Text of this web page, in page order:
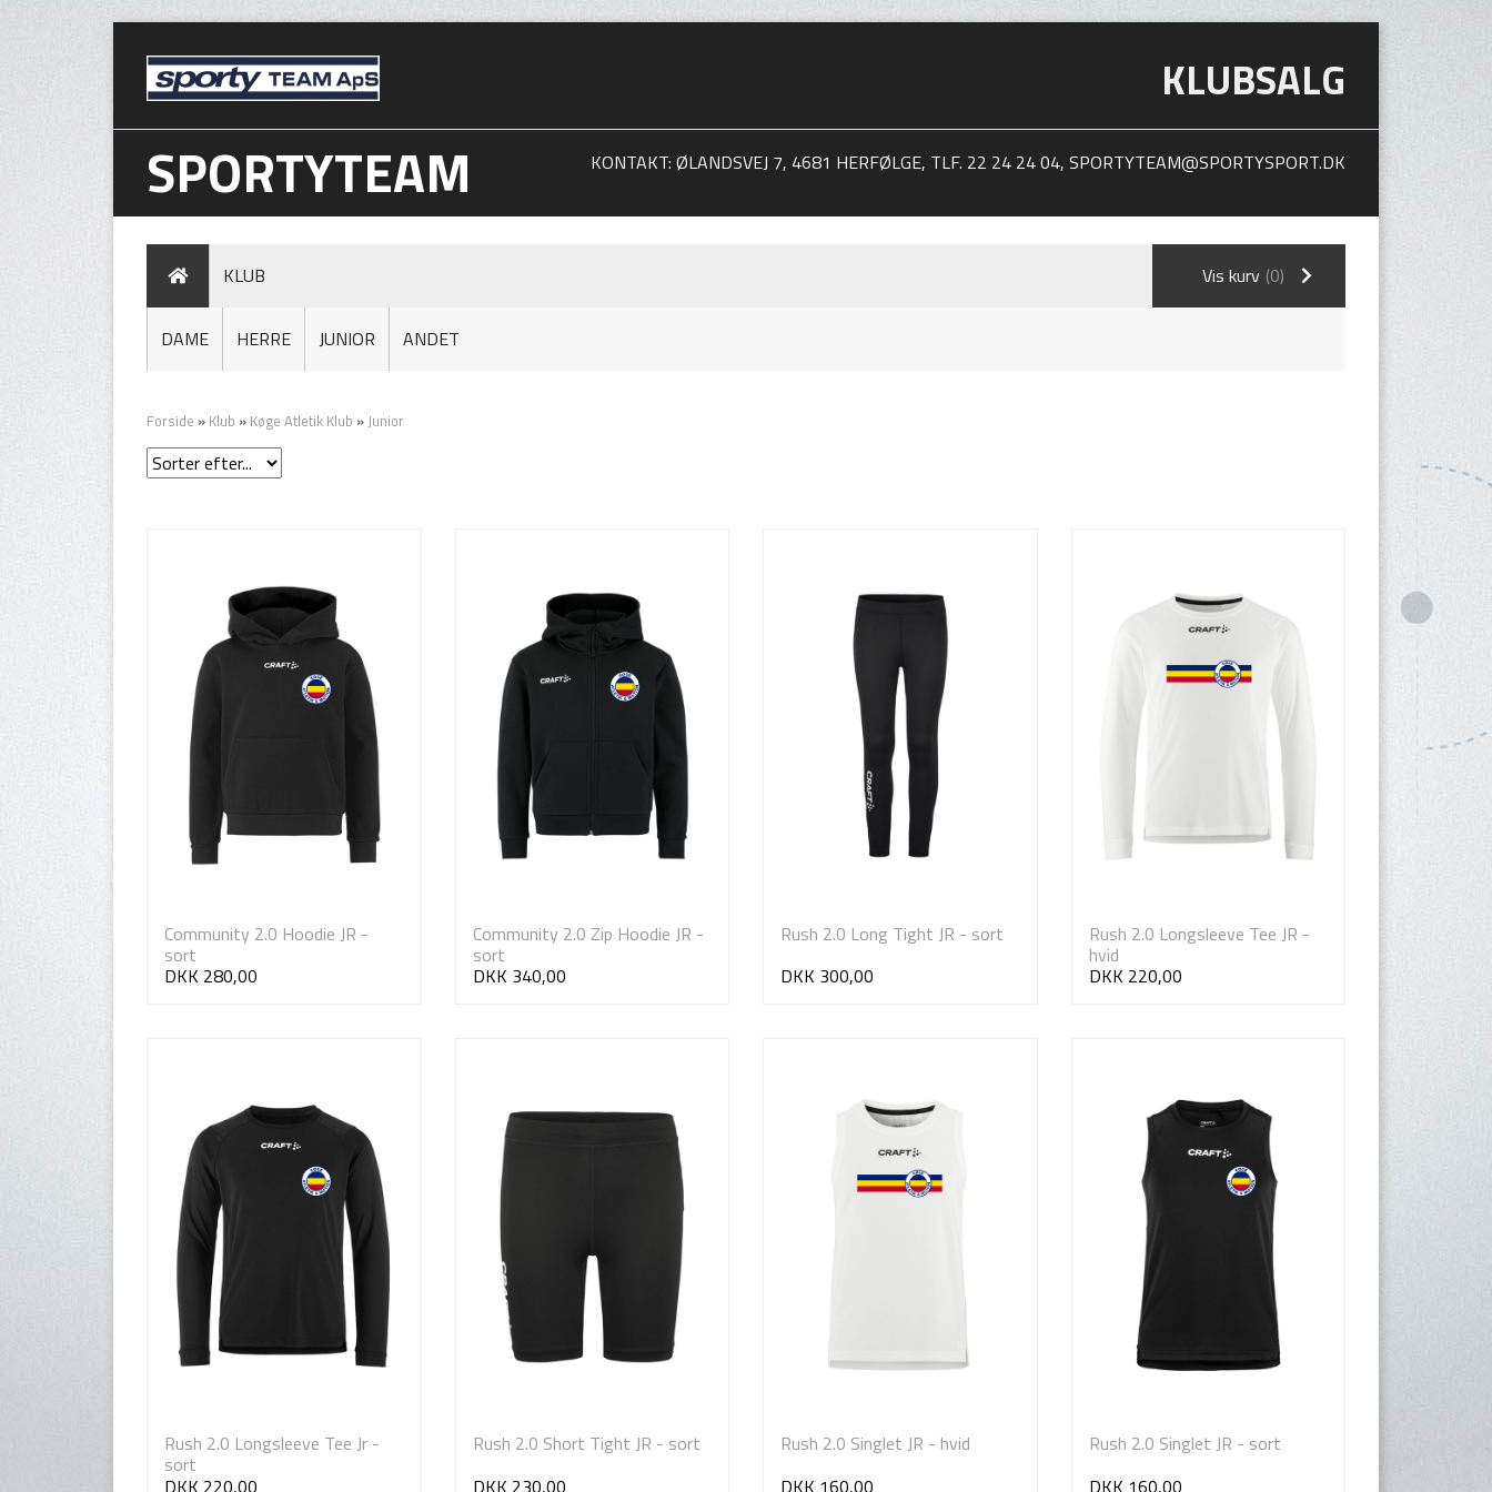
KLUBSALG
SPORTYTEAM KONTAKT: ØLANDSVEJ 7, 4681 HERFØLGE, TLF. 22 24 24 04, SPORTYTEAM@SPORTYSPORT.DK
KLUB Vis kurv (0)
DAME HERRE JUNIOR ANDET
Forside » Klub » Køge Atletik Klub »Junior
Community 2.0 Hoodie JR -
sort
DKK 280,00
Community 2.0 Zip Hoodie JR -
sort
DKK 340,00
Rush 2.0 Long Tight JR - sort
DKK 300,00
Rush 2.0 Longsleeve Tee JR -
hvid
DKK 220,00
Rush 2.0 Longsleeve Tee Jr -
sort
DKK 220,00
Rush 2.0 Short Tight JR - sort
DKK 230,00
Rush 2.0 Singlet JR - hvid
DKK 160,00
Rush 2.0 Singlet JR - sort
DKK 160,00